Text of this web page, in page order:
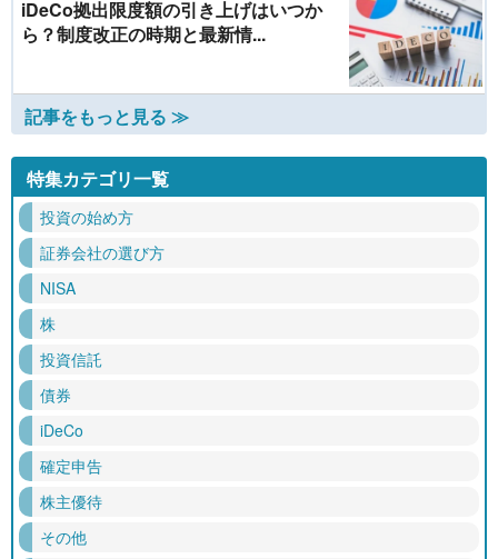
iDeCo拠出限度額の引き上げはいつか
ら？制度改正の時期と最新情...
記事をもっと見る ≫
特集カテゴリ一覧
投資の始め方
証券会社の選び方
NISA
株
投資信託
債券
iDeCo
確定申告
株主優待
その他